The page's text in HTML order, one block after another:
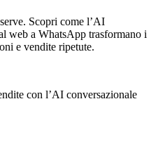
Scopri come l’AI
web a WhatsApp trasformano i
e vendite ripetute.